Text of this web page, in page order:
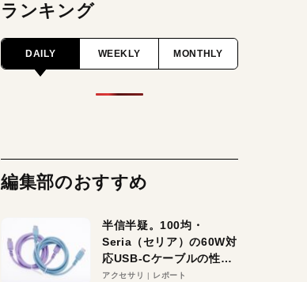
ランキング
DAILY WEEKLY MONTHLY
編集部のおすすめ
半信半疑。100均・
Seria（セリア）の60W対
応USB-Cケーブルの性能
を検証。超コスパの1本を
アクセサリ レポート